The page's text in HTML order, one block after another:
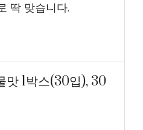
딱 맞습니다.
맛 1박스(30입), 30